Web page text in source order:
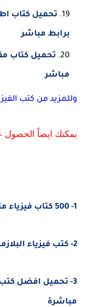
برابط مباشر
مباشر
وللمزيد من كتب
يمكنك ايضاً الحصول
1- 500 كتاب فيزياء مترجمة مجانا pdf بروابط مباشرة
2- كتب فيزياء البلازما بالعربي pdf بروابط مباشرة
مباشرة